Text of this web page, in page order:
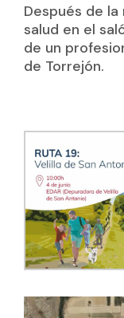
Después de
salud en el
de un
de Torrejón.